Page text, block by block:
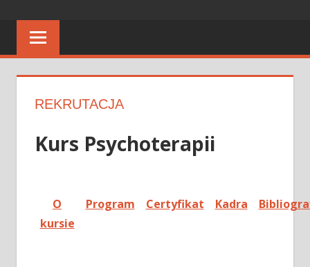
REKRUTACJA
Kurs Psychoterapii
O
kursie
Program Certyfikat Kadra